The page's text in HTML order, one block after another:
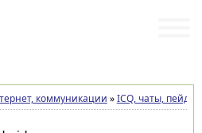
коммуникации »ICQ, чаты,